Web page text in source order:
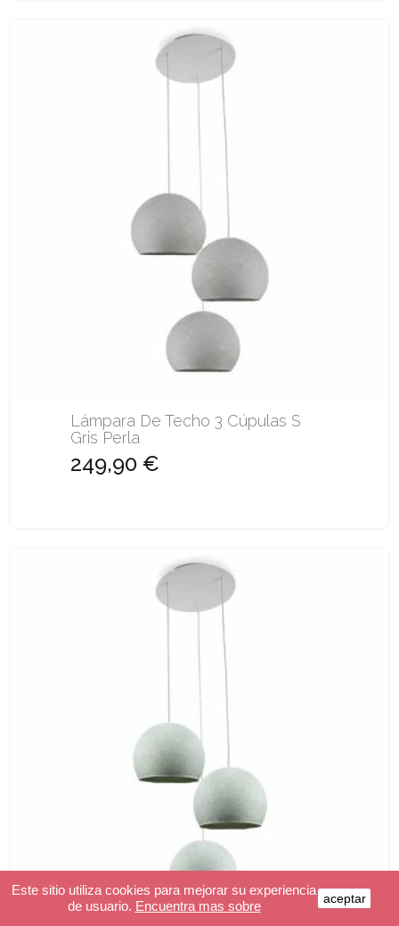
Lámpara De Techo 3 Cúpulas S
Gris Perla
249,90 €
Este sitio utiliza cookies para mejorar su experiencia
de usuario. Encuentra mas sobre aceptar